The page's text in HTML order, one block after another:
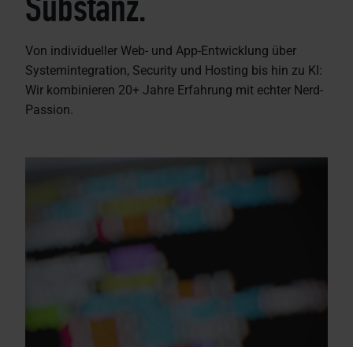
Von individueller Web- und App-Entwicklung über
Systemintegration, Security und Hosting bis hin zu KI:
Wir kombinieren 20+ Jahre Erfahrung mit echter Nerd-
Passion.